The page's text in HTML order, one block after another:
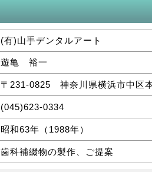
(有)山手デンタルアート
遊亀 裕一
〒231-0825 神奈川県横浜市中区
(045)623-0334
昭和63年（1988年）
歯科補綴物の製作、ご提案